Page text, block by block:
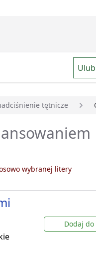
tętnicze
wybranej litery
Dodaj